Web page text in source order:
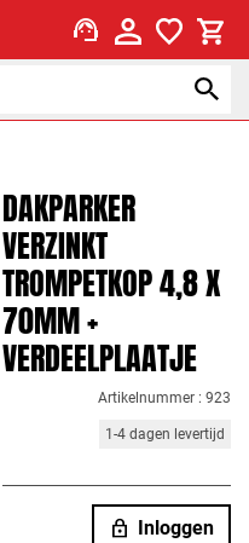
support_agent
DAKPARKER
VERZINKT
TROMPETKOP 4,8 X
70MM +
VERDEELPLAATJE
Artikelnummer : 923
1-4 dagen levertijd
lock Inloggen